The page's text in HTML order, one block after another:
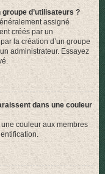
d’utilisateurs ?
assigné
créés par un
la création d’un groupe
administrateur. Essayez
dans une couleur
couleur aux membres